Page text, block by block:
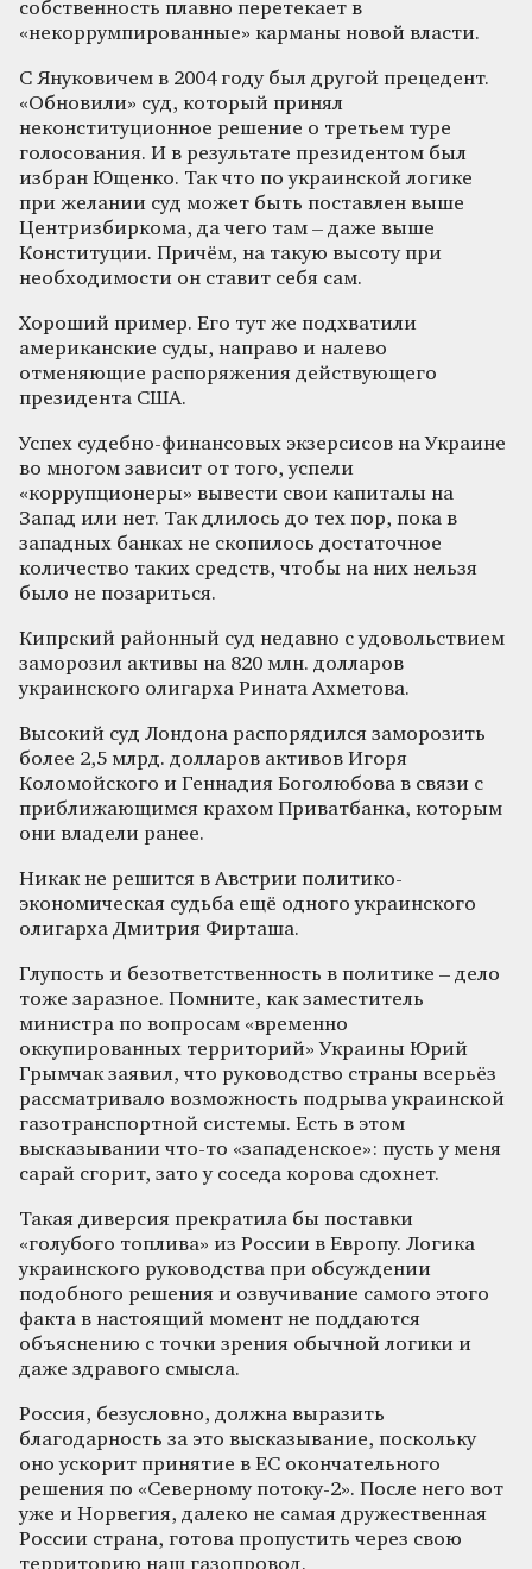
собственность плавно перетекает в
«некоррумпированные» карманы новой власти.
С Януковичем в 2004 году был другой прецедент.
«Обновили» суд, который принял
неконституционное решение о третьем туре
голосования. И в результате президентом был
избран Ющенко. Так что по украинской логике
при желании суд может быть поставлен выше
Центризбиркома, да чего там – даже выше
Конституции. Причём, на такую высоту при
необходимости он ставит себя сам.
Хороший пример. Его тут же подхватили
американские суды, направо и налево
отменяющие распоряжения действующего
президента США.
Успех судебно-финансовых экзерсисов на Украине
во многом зависит от того, успели
«коррупционеры» вывести свои капиталы на
Запад или нет. Так длилось до тех пор, пока в
западных банках не скопилось достаточное
количество таких средств, чтобы на них нельзя
было не позариться.
Кипрский районный суд недавно с удовольствием
заморозил активы на 820 млн. долларов
украинского олигарха Рината Ахметова.
Высокий суд Лондона распорядился заморозить
более 2,5 млрд. долларов активов Игоря
Коломойского и Геннадия Боголюбова в связи с
приближающимся крахом Приватбанка, которым
они владели ранее.
Никак не решится в Австрии политико-
экономическая судьба ещё одного украинского
олигарха Дмитрия Фирташа.
Глупость и безответственность в политике – дело
тоже заразное. Помните, как заместитель
министра по вопросам «временно
оккупированных территорий» Украины Юрий
Грымчак заявил, что руководство страны всерьёз
рассматривало возможность подрыва украинской
газотранспортной системы. Есть в этом
высказывании что-то «западенское»: пусть у меня
сарай сгорит, зато у соседа корова сдохнет.
Такая диверсия прекратила бы поставки
«голубого топлива» из России в Европу. Логика
украинского руководства при обсуждении
подобного решения и озвучивание самого этого
факта в настоящий момент не поддаются
объяснению с точки зрения обычной логики и
даже здравого смысла.
Россия, безусловно, должна выразить
благодарность за это высказывание, поскольку
оно ускорит принятие в ЕС окончательного
решения по «Северному потоку-2». После него вот
уже и Норвегия, далеко не самая дружественная
России страна, готова пропустить через свою
территорию наш газопровод.